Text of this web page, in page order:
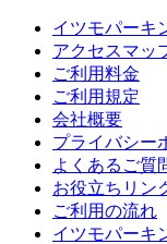
イツモパーキ
アクセスマッ
ご利用料金
ご利用規定
会社概要
プライバシー
よくあるご質
お役立ちリン
ご利用の流れ
イツモパーキ